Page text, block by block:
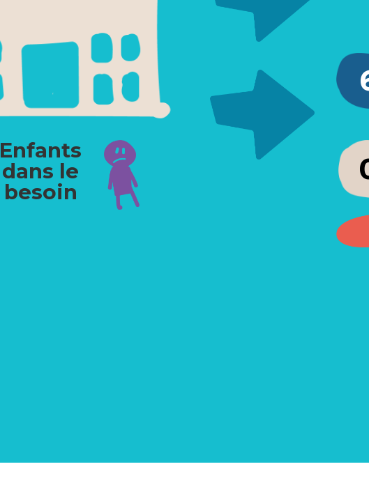
Enfants
dans le
besoin